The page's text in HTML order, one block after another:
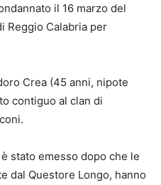
il 16 marzo del
Reggio Calabria per
Crea (45 anni, nipote
contiguo al clan di
stato emesso dopo che le
dal Questore Longo, hanno